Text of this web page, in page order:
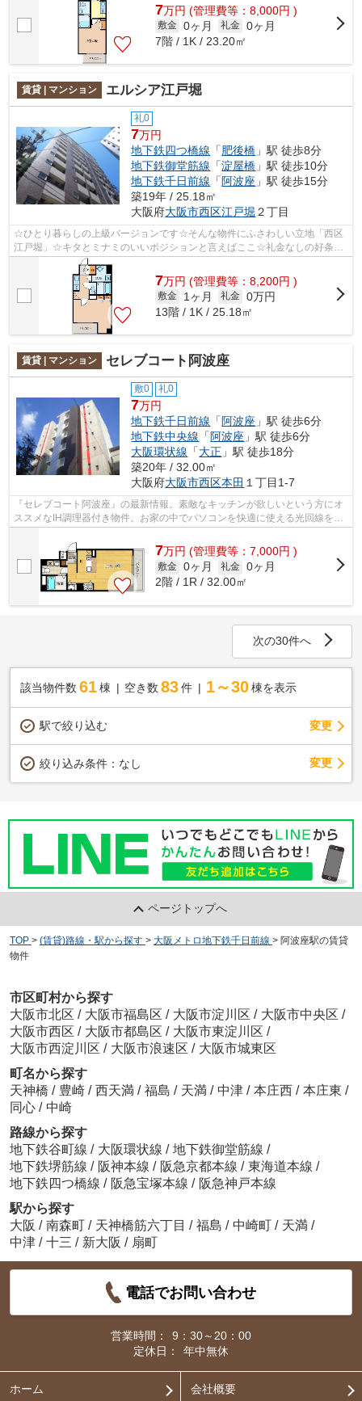
7万円 (管理費等：8,000円 )
敷金 0ヶ月 礼金 0ヶ月
7階 / 1K / 23.20㎡
賃貸 | マンション エルシア江戸堀
礼0
7万円
地下鉄四つ橋線 「肥後橋 」駅 徒歩8分
地下鉄御堂筋線 「淀屋橋 」駅 徒歩10分
地下鉄千日前線 「 阿波座 」駅 徒歩15分
築19年 / 25.18㎡
大阪府大阪市西区江戸堀 ２丁目
☆ひとり暮らしの上級バージョンです☆そんな物件にふさわしい立地「西区
江戸堀」☆キタとミナミのいいポジションと言えばここ☆礼金なしの好条件
で無駄なく転居できます☆他タイプもありま...
7万円 (管理費等：8,200円 )
敷金 1ヶ月 礼金 0万円
13階 / 1K / 25.18㎡
賃貸 | マンション セレブコート阿波座
敷0 礼0
7万円
地下鉄千日前線 「 阿波座 」駅 徒歩6分
地下鉄中央線 「 阿波座 」駅 徒歩6分
大阪環状線 「大正 」駅 徒歩18分
築20年 / 32.00㎡
大阪府大阪市西区本田 １丁目1-7
『セレブコート阿波座』の最新情報。素敵なキッチンが欲しいという方にオ
ススメなIH調理器付き物件。お家の中でパソコンを快適に使える光回線を導
入しています。お家を移り住む方日時...
7万円 (管理費等：7,000円 )
敷金 0ヶ月 礼金 0ヶ月
2階 / 1R / 32.00㎡
次の30件へ
該当物件数 61棟 空き数 83 件 1～30 棟を表示
駅で絞り込む 変更
絞り込み条件： なし 変更
ページトップへ
TOP > (賃貸)路線・駅から探す > 大阪メトロ地下鉄千日前線 > 阿波座駅の賃貸
物件
市区町村から探す
大阪市北区 / 大阪市福島区 / 大阪市淀川区 / 大阪市中央区 /
大阪市西区 / 大阪市都島区 / 大阪市東淀川区 /
大阪市西淀川区 / 大阪市浪速区 / 大阪市城東区
町名から探す
天神橋 / 豊崎 / 西天満 / 福島 / 天満 / 中津 / 本庄西 / 本庄東 /
同心 / 中崎
路線から探す
地下鉄谷町線 / 大阪環状線 / 地下鉄御堂筋線 /
地下鉄堺筋線 / 阪神本線 / 阪急京都本線 / 東海道本線 /
地下鉄四つ橋線 / 阪急宝塚本線 / 阪急神戸本線
駅から探す
大阪 / 南森町 / 天神橋筋六丁目 / 福島 / 中崎町 / 天満 /
中津 / 十三 / 新大阪 / 扇町
電話でお問い合わせ
営業時間：
9：30～20：00
定休日：
年中無休
ホーム 会社概要